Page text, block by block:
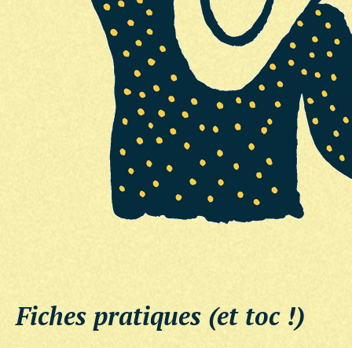
Fiches pratiques (et toc !)